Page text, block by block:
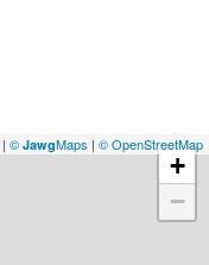
+
−
| © JawgMaps | © OpenStreetMap